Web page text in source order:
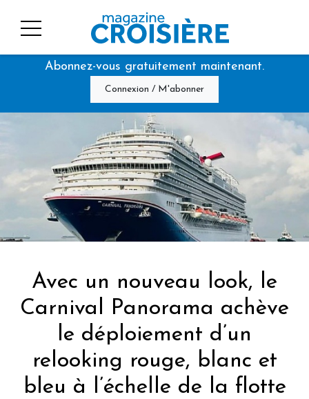
Abonnez-vous gratuitement maintenant.
Connexion / M'abonner
Avec un nouveau look, le
Carnival Panorama achève
le déploiement d’un
relooking rouge, blanc et
bleu à l’échelle de la flotte